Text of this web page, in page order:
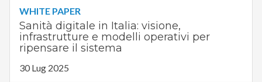
WHITE PAPER
Sanità digitale in Italia: visione,
infrastrutture e modelli operativi per
ripensare il sistema
30 Lug 2025